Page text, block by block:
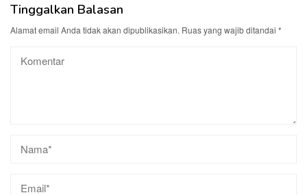
Tinggalkan Balasan
Alamat email Anda tidak akan dipublikasikan. Ruas yang wajib ditandai *